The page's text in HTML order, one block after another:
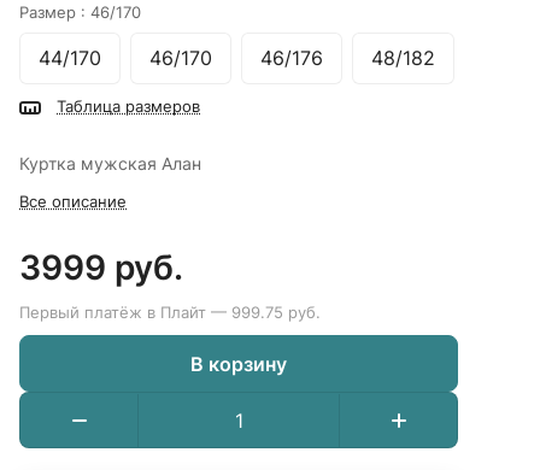
Размер : 46/170
44/170 46/170 46/176 48/182
Таблица размеров
Куртка мужская Алан
Все описание
3999 руб.
Первый платёж в Плайт — 999.75 руб.
В корзину